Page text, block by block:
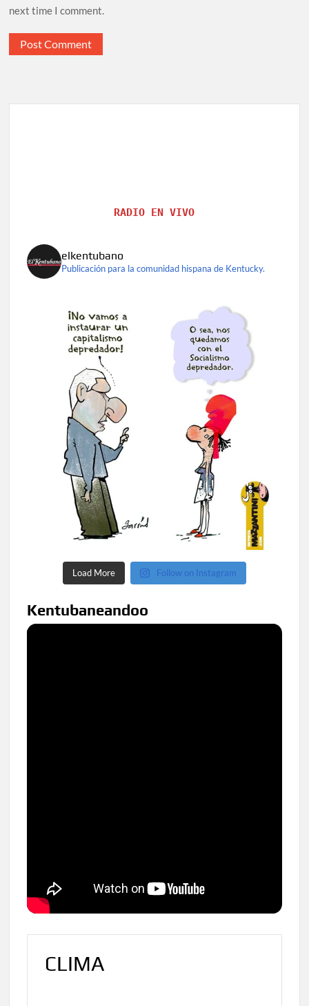
next time I comment.
RADIO EN VIVO
elkentubano
Publicación para la comunidad hispana de Kentucky.
Load More Follow on Instagram
Kentubaneandoo
CLIMA